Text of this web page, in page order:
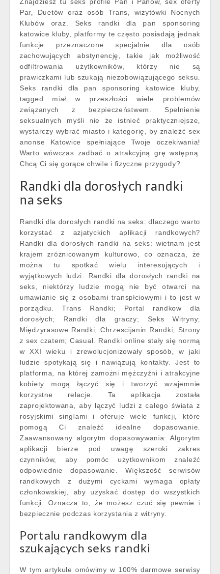
Par, Duetów oraz osób Trans, wizytówki Nocnych
Klubów oraz. Seks randki dla pan sponsoring
katowice kluby, platformy te często posiadają jednak
funkcje przeznaczone specjalnie dla osób
zachowujących abstynencję, takie jak możliwość
odfiltrowania użytkowników, którzy nie są
prawiczkami lub szukają niezobowiązującego seksu.
Seks randki dla pan sponsoring katowice kluby,
tagged miał w przeszłości wiele problemów
związanych z bezpieczeństwem. Spełnienie
seksualnych myśli nie że istnieć praktyczniejsze,
wystarczy wybrać miasto i kategorię, by znaleźć sex
anonse Katowice spełniające Twoje oczekiwania!
Warto wówczas zadbać o atrakcyjną grę wstępną.
Chcą Ci się gorące chwile i fizyczne przygody?
Randki dla dorosłych randki
na seks
Randki dla dorosłych randki na seks: dlaczego warto
korzystać z azjatyckich aplikacji randkowych?
Randki dla dorosłych randki na seks: wietnam jest
krajem zróżnicowanym kulturowo, co oznacza, że
można tu spotkać wielu interesujących i
wyjątkowych ludzi. Randki dla dorosłych randki na
seks, niektórzy ludzie mogą nie być otwarci na
umawianie się z osobami transpłciowymi i to jest w
porządku. Trans Randki; Portal randkow dla
dorosłych; Randki dla graczy; Seks Witryny;
Międzyrasowe Randki; Chrzescijanin Randki; Strony
z sex czatem; Casual. Randki online stały się normą
w XXI wieku i zrewolucjonizowały sposób, w jaki
ludzie spotykają się i nawiązują kontakty. Jest to
platforma, na której zamożni mężczyźni i atrakcyjne
kobiety mogą łączyć się i tworzyć wzajemnie
korzystne relacje. Ta aplikacja została
zaprojektowana, aby łączyć ludzi z całego świata z
rosyjskimi singlami i oferuje wiele funkcji, które
pomogą Ci znaleźć idealne dopasowanie.
Zaawansowany algorytm dopasowywania: Algorytm
aplikacji bierze pod uwagę szeroki zakres
czynników, aby pomóc użytkownikom znaleźć
odpowiednie dopasowanie. Większość serwisów
randkowych z dużymi cyckami wymaga opłaty
członkowskiej, aby uzyskać dostęp do wszystkich
funkcji. Oznacza to, że możesz czuć się pewnie i
bezpiecznie podczas korzystania z witryny.
Portalu randkowym dla
szukających seks randki
W tym artykule omówimy w 100% darmowe serwisy